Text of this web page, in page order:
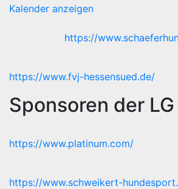
Kalender anzeigen
https://
https://www.fvj-hessensued.de/
Sponsoren der LG
https://www.platinum.com/
https://www.schweikert-